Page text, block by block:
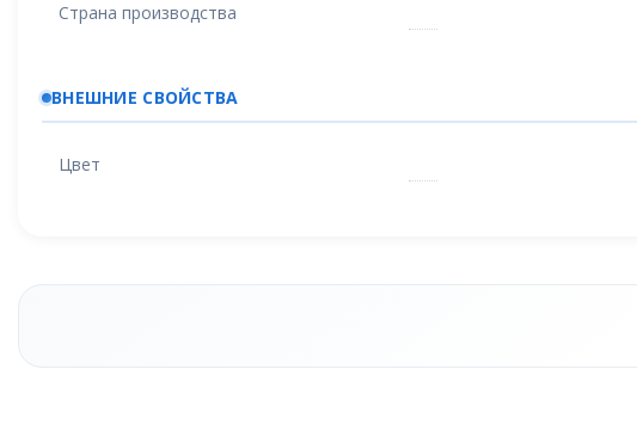
Страна производства
ВНЕШНИЕ СВОЙСТВА
Цвет